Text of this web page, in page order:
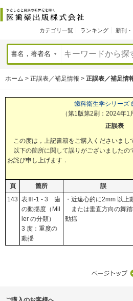
カテゴリ一覧 ランキング 新刊
ホーム > 正誤表／補足情報 > 正誤表／補足情
歯科衛生学シリーズ
（第1版第2刷：2024年1
正誤表
この度は，上記書籍をご購入くださいまし
以下の箇所に関して誤りがございましたの
お詫び申し上げます．
頁
箇所 誤
143 表Ⅲ-1 - 3 歯
の動揺度（Mil
ler の分類）
3 度：重度の
動揺
・近遠心的に2mm 以上
または垂直方向の舞
動揺